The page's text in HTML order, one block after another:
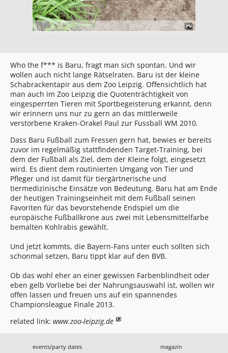
Who the f*** is Baru, fragt man sich spontan. Und wir
wollen auch nicht lange Rätselraten. Baru ist der kleine
Schabrackentapir aus dem Zoo Leipzig. Offensichtlich hat
man auch im Zoo Leipzig die Quotenträchtigkeit von
eingesperrten Tieren mit Sportbegeisterung erkannt, denn
wir erinnern uns nur zu gern an das mittlerweile
verstorbene Kraken-Orakel Paul zur Fussball WM 2010.
Dass Baru Fußball zum Fressen gern hat, bewies er bereits
zuvor im regelmäßig stattfindenden Target-Training, bei
dem der Fußball als Ziel, dem der Kleine folgt, eingesetzt
wird. Es dient dem routinierten Umgang von Tier und
Pfleger und ist damit für tiergärtnerische und
tiermedizinische Einsätze von Bedeutung. Baru hat am Ende
der heutigen Trainingseinheit mit dem Fußball seinen
Favoriten für das bevorstehende Endspiel um die
europäische Fußballkrone aus zwei mit Lebensmittelfarbe
bemalten Kohlrabis gewählt.
Und jetzt kommts, die Bayern-Fans unter euch sollten sich
schonmal setzen, Baru tippt klar auf den BVB.
Ob das wohl eher an einer gewissen Farbenblindheit oder
eben gelb Vorliebe bei der Nahrungsauswahl ist, wollen wir
offen lassen und freuen uns auf ein spannendes
Championsleague Finale 2013.
related link: www.zoo-leipzig.de
events/party dates
magazin